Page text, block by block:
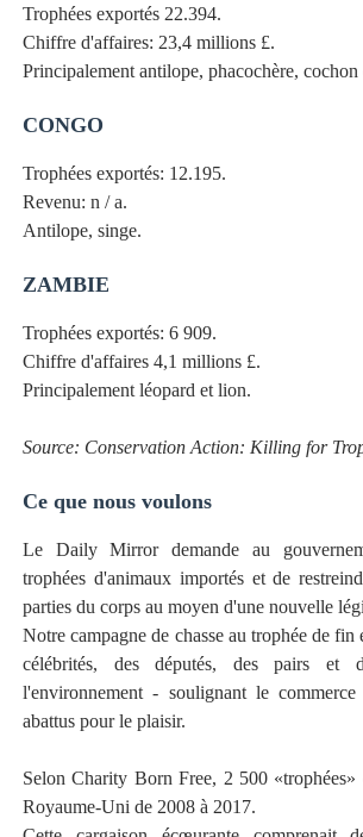
Trophées exportés 22.394.
Chiffre d'affaires: 23,4 millions £.
Principalement antilope, phacochère, cochon
CONGO
Trophées exportés: 12.195.
Revenu: n / a.
Antilope, singe.
ZAMBIE
Trophées exportés: 6 909.
Chiffre d'affaires 4,1 millions £.
Principalement léopard et lion.
Source: Conservation Action: Killing for
Ce que nous voulons
Le Daily Mirror demande au
trophées d'animaux importés et de
parties du corps au moyen d'une nouvelle
Notre campagne de chasse au trophée de fin
célébrités, des députés, des pairs et
l'environnement - soulignant le
abattus pour le plaisir.
Selon Charity Born Free, 2 500 «trophées»
Royaume-Uni de 2008 à 2017.